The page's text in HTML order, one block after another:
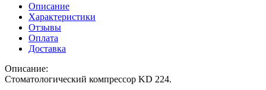
Описание
Характеристики
Отзывы
Оплата
Доставка
Описание:
Стоматологический компрессор KD 224.